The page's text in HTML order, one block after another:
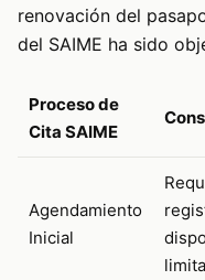
renovación del
del SAIME ha sido
Proceso de
Cita SAIME
Agendamiento
Inicial